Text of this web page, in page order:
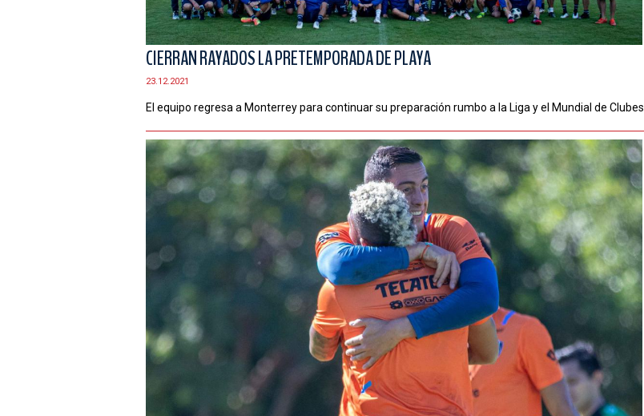
CIERRAN RAYADOS LA PRETEMPORADA DE PLAYA
23.12.2021
El equipo regresa a Monterrey para continuar su preparación rumbo a la Liga y el Mundial de Clubes